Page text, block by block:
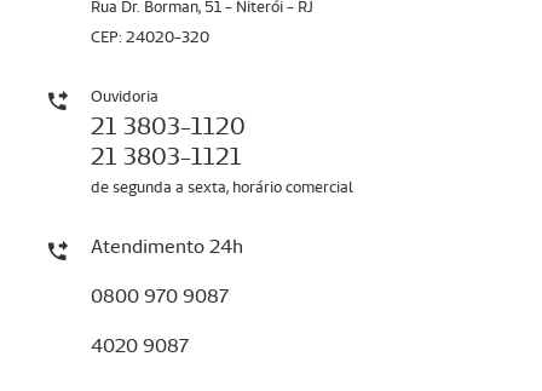
Rua Dr. Borman, 51 - Niterói - RJ
CEP: 24020-320
Ouvidoria
21 3803-1120
21 3803-1121
de segunda a sexta, horário comercial
Atendimento 24h
0800 970 9087
4020 9087